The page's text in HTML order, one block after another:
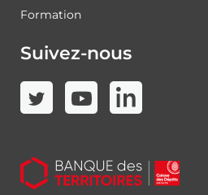
Formation
Suivez-nous